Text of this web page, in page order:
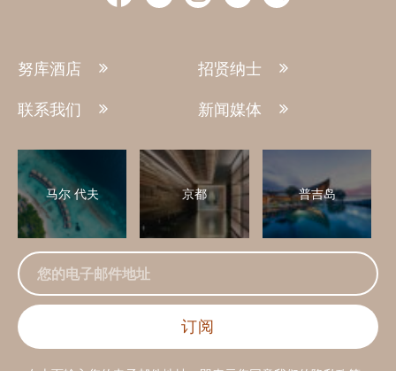
努库酒店 招贤纳士
联系我们 新闻媒体
马尔 代夫 京都 普吉岛